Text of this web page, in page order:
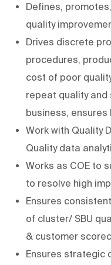
Defines,
quality
Drives discrete
procedures,
cost of poor
repeat quality
business,
Work with Quality
Quality data
Works as COE to
to resolve high
Ensures
of cluster/ SBU
& customer
Ensures strategic